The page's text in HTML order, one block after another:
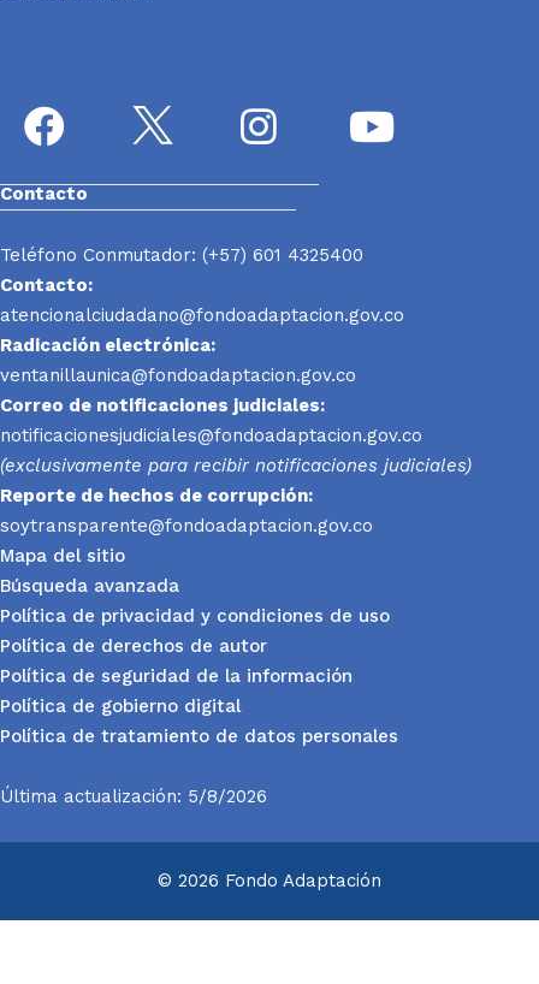
Contacto
Teléfono Conmutador: (+57) 601 4325400
Contacto:
atencionalciudadano@fondoadaptacion.gov.co
Radicación electrónica:
ventanillaunica@fondoadaptacion.gov.co
Correo de notificaciones judiciales:
notificacionesjudiciales@fondoadaptacion.gov.co
(exclusivamente para recibir notificaciones judiciales)
Reporte de hechos de corrupción:
soytransparente@fondoadaptacion.gov.co
Mapa del sitio
Búsqueda avanzada
Política de privacidad y condiciones de uso
Política de derechos de autor
Política de seguridad de la información
Política de gobierno digital
Política de tratamiento de datos personales
Última actualización: 5/8/2026
© 2026 Fondo Adaptación